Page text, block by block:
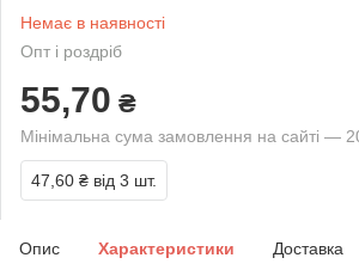
Немає в наявності
Опт і роздріб
55,70 ₴
Мінімальна сума замовлення на сайті —
47,60 ₴ від 3 шт.
Опис Характеристики Доставка